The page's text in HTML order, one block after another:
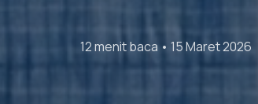
12 menit baca • 15 Maret 2026